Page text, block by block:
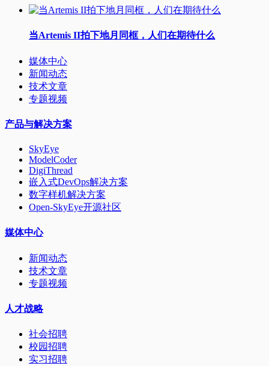
当Artemis II拍下地月同框，人们在期待什么
媒体中心
新闻动态
技术文章
专题视频
产品与解决方案
SkyEye
ModelCoder
DigiThread
嵌入式DevOps解决方案
数字样机解决方案
Open-SkyEye开源社区
媒体中心
新闻动态
技术文章
专题视频
人才战略
社会招聘
校园招聘
实习招聘